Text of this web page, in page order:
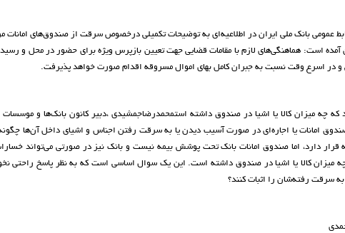
عمومی بانک ملی ایران در اطلاعیه‌ای به توضیحات تکمیلی درخصوص سرقت از صندوق‌های امانات
آمده است: هماهنگی‌های لازم با مقامات قضایی جهت تعیین بازپرس ویژه برای حضور در محل و
و در اسرع وقت نسبت به جبران کامل بهای اموال مسروقه اقدام صورت خواهد پذیرفت.
که چه میزان کالا یا اشیا در صندوق داشته استمحمدرضاجمشیدی ،دبیر کانون بانک‌ها و
امانات یا اجاره‌ای در صورت آسیب دیدن یا به سرقت رفتن اجناس و اشیای داخل آن‌ها
دارد، اما صندوق امانات بانک تحت پوشش بیمه نیست و بانک نیز در صورتی می‌تواند
چه میزان کالا یا اشیا در صندوق داشته است. این یک سوال اساسی است که به نظر پاسخ راحتی
سرقت رفته‌شان را اثبات کنند؟